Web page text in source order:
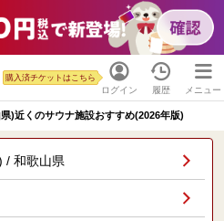
ログイン
購入済チケットはこちら
履歴 メニュー
)近くのサウナ施設おすすめ(2026年版)
/ 和歌山県